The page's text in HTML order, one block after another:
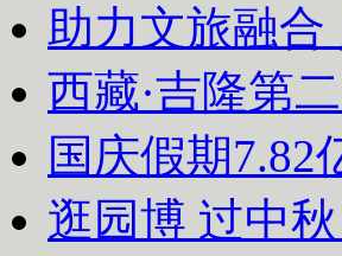
助力文旅融合
西藏·吉隆第
国庆假期7.82
逛园博 过中